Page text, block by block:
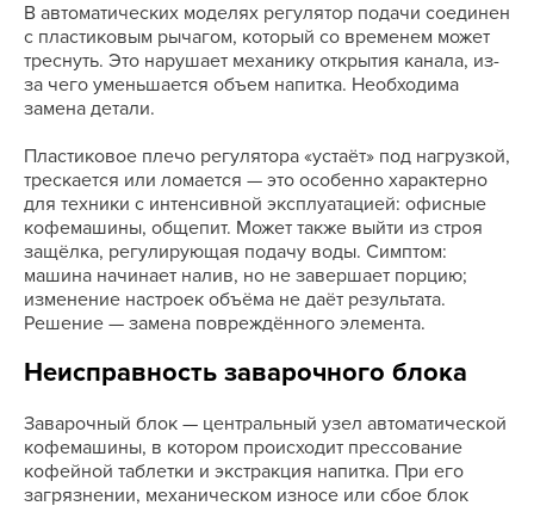
В автоматических моделях регулятор подачи соединен
с пластиковым рычагом, который со временем может
треснуть. Это нарушает механику открытия канала, из-
за чего уменьшается объем напитка. Необходима
замена детали.
Пластиковое плечо регулятора «устаёт» под нагрузкой,
трескается или ломается — это особенно характерно
для техники с интенсивной эксплуатацией: офисные
кофемашины, общепит. Может также выйти из строя
защёлка, регулирующая подачу воды. Симптом:
машина начинает налив, но не завершает порцию;
изменение настроек объёма не даёт результата.
Решение — замена повреждённого элемента.
Неисправность заварочного блока
Заварочный блок — центральный узел автоматической
кофемашины, в котором происходит прессование
кофейной таблетки и экстракция напитка. При его
загрязнении, механическом износе или сбое блок